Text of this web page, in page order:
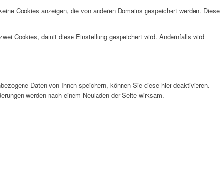
Cookies anzeigen, die von anderen Domains gespeichert werden. Diese
Cookies, damit diese Einstellung gespeichert wird. Andernfalls wird
Daten von Ihnen speichern, können Sie diese hier deaktivieren.
werden nach einem Neuladen der Seite wirksam.